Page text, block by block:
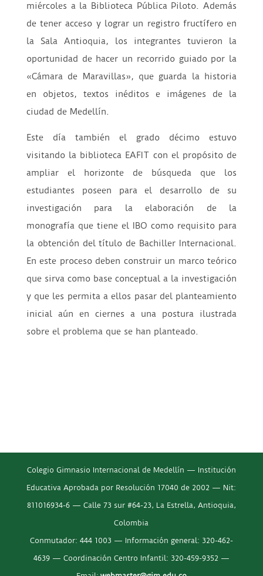
miércoles a la Biblioteca Pública Piloto. Además
de tener acceso y lograr un registro fructífero en
la Sala Antioquia, los integrantes tuvieron la
oportunidad de hacer un recorrido guiado por la
«Cámara de Maravillas», que guarda la historia
en objetos, textos inéditos e imágenes de la
ciudad de Medellín.
Este día también el grado décimo estuvo
visitando la biblioteca EAFIT con el propósito de
ampliar el horizonte de búsqueda que los
estudiantes poseen para el desarrollo de su
investigación para la elaboración de la
monografía que tiene el IBO como requisito para
la obtención del título de Bachiller Internacional.
En este proceso deben construir un marco teórico
que sirva como base conceptual a la investigación
y que les permita a ellos pasar del planteamiento
inicial aún en ciernes a una postura ilustrada
sobre el problema que se han planteado.
Colegio Gimnasio Internacional de Medellín — Institución
Educativa Aprobada por Resolución 17040 de 2002 — Nit:
811016934-6 — Calle 73 sur #64-23, La Estrella, Antioquia,
Colombia
Conmutador: 444 1003 — Información general: 320-462-
4639 — Coordinación Centro Infantil: 320-459-9352 —